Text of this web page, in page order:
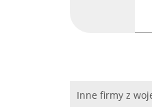
Inne firmy z